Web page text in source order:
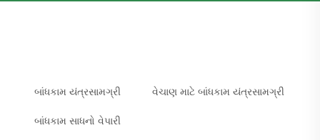
બાંધકામ યંત્રસામગ્રી વેચાણ માટે બાંધકામ યંત્રસામગ્રી
બાંધકામ સાધનો વેપારી